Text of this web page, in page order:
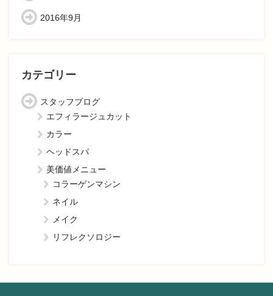
2016年9月
カテゴリー
スタッフブログ
エフィラージュカット
カラー
ヘッドスパ
美価値メニュー
コラーゲンマシン
ネイル
メイク
リフレクソロジー